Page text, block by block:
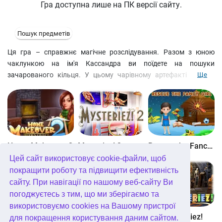
Цей сайт використовує cookie-файли, щоб
покращити роботу та підвищити ефективність
сайту. При навігації по нашому веб-сайту Ви
погоджуєтесь з тим, що ми зберігаємо та
використовуємо cookies на Вашому пристрої
для покращення користування даним сайтом.
Гра доступна лише на ПК версії сайту.
Пошук предметів
Ця гра – справжнє магічне розслідування. Разом з юною
чаклункою на ім'я Кассандра ви поїдете на пошуки
зачарованого кільця. У цьому чарівному артефакті таїться
На вас чекає дивовижний коктейль з пошуку предметів,
розгадування загадок та вирішення головоломок. Незабаром
Кассандра навчиться пророкувати майбутнє: дізнайтеся, які
несподіванки готує вам наступний день!
Ще
Home Makeover 2 Mysteriez! 2 Rescue the Fancy Girl
Find the School Bag Find the Gift Box ABC Mysteriez!